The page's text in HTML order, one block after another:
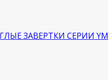
ЗАВЕРТКИ СЕРИИ YM